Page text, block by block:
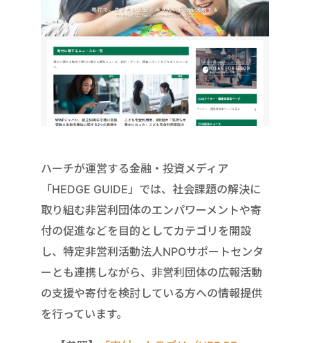
ハーチが運営する金融・投資メディア
「HEDGE GUIDE」では、社会課題の解決に
取り組む非営利団体のエンパワーメントや寄
付の促進などを目的としてカテゴリを開設
し、特定非営利活動法人NPOサポートセンタ
ーとも連携しながら、非営利団体の広報活動
の支援や寄付を検討している方への情報提供
を行っています。